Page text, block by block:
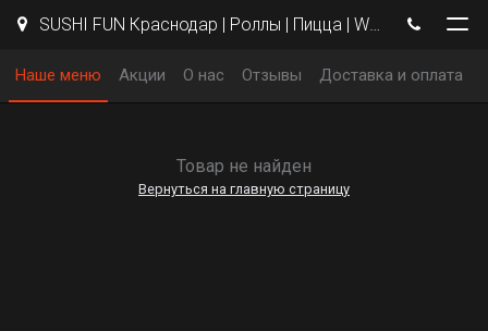
SUSHI FUN Краснодар | Роллы | Пицца | WOK
Наше меню Акции О нас Отзывы Доставка и оплата
Товар не найден
Вернуться на главную страницу